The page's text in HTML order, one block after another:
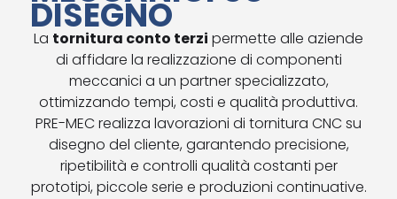
DISEGNO
La tornitura conto terzi permette alle aziende
di affidare la realizzazione di componenti
meccanici a un partner specializzato,
ottimizzando tempi, costi e qualità produttiva.
PRE-MEC realizza lavorazioni di tornitura CNC su
disegno del cliente, garantendo precisione,
ripetibilità e controlli qualità costanti per
prototipi, piccole serie e produzioni continuative.